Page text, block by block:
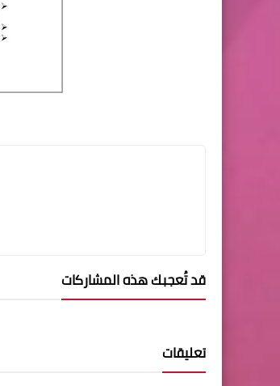
قد تُعجبك هذه المشاركات
تعليقات